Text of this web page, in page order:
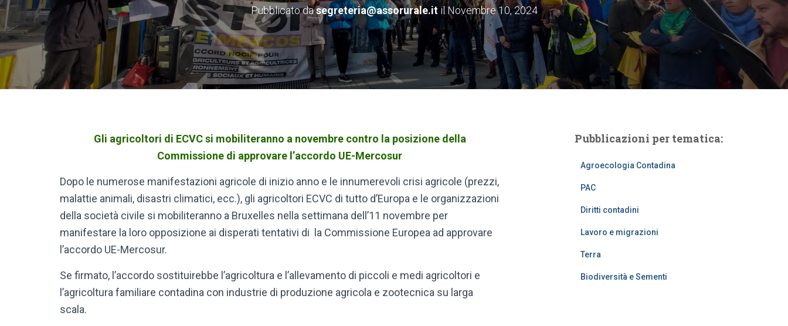
Pubblicato dasegreteria@assorurale.itilNovembre 10, 2024
Gli agricoltori di ECVC si mobiliteranno a novembre contro la posizione della
Commissione di approvare l’accordo UE-Mercosur
Dopo le numerose manifestazioni agricole di inizio anno e le innumerevoli crisi agricole (prezzi,
malattie animali, disastri climatici, ecc.), gli agricoltori ECVC di tutto d’Europa e le organizzazioni
della società civile si mobiliteranno a Bruxelles nella settimana dell’11 novembre per
manifestare la loro opposizione ai disperati tentativi di la Commissione Europea ad approvare
l’accordo UE-Mercosur.
Se firmato, l’accordo sostituirebbe l’agricoltura e l’allevamento di piccoli e medi agricoltori e
l’agricoltura familiare contadina con industrie di produzione agricola e zootecnica su larga
scala.
Pubblicazioni per tematica:
Agroecologia Contadina
PAC
Diritti contadini
Lavoro e migrazioni
Terra
Biodiversità e Sementi